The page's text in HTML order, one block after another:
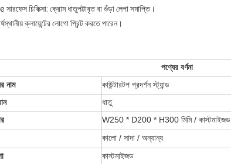
সারফেস চিকিত্সা: ক্রোম ধাতুপট্টাবৃত বা গুঁড়া লেপা সমাপ্তি।
ক্লায়েন্টের লোগো প্রিন্ট করতে পারেন।
পণ্যের বর্ণনা
নাম
কাউন্টারটপ প্রদর্শন স্ট্যান্ড
ধাতু
W250 * D200 * H300 মিমি / কাস্টমাইজড
কালো / সাদা / অন্যান্য
কাস্টমাইজড